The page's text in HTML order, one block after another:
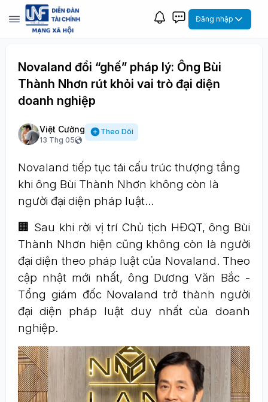
Đăng nhập
Novaland đổi “ghế” pháp lý: Ông Bùi
Thành Nhơn rút khỏi vai trò đại diện
doanh nghiệp
Việt Cường
13 Thg 05
Theo Dõi
Novaland tiếp tục tái cấu trúc thượng tầng
khi ông Bùi Thành Nhơn không còn là
người đại diện pháp luật...
🏢 Sau khi rời vị trí Chủ tịch HĐQT, ông Bùi
Thành Nhơn hiện cũng không còn là người
đại diện theo pháp luật của Novaland. Theo
cập nhật mới nhất, ông Dương Văn Bắc -
Tổng giám đốc Novaland trở thành người
đại diện pháp luật duy nhất của doanh
nghiệp.